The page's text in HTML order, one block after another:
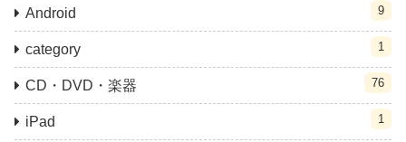
Android 9
category 1
CD・DVD・楽器 76
iPad 1